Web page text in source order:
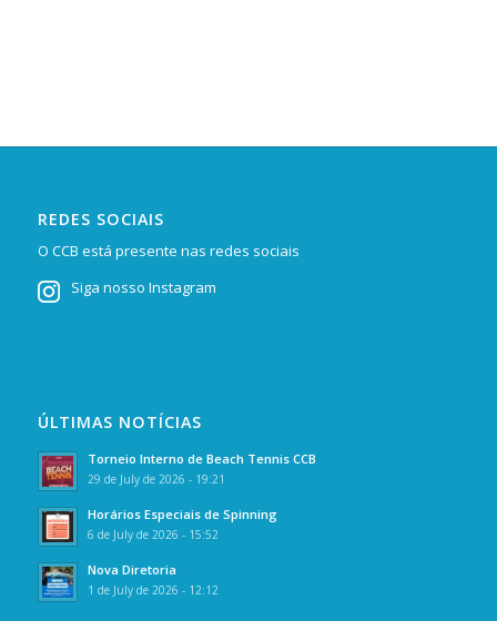
REDES SOCIAIS
O CCB está presente nas redes sociais
Siga nosso Instagram
ÚLTIMAS NOTÍCIAS
Torneio Interno de Beach Tennis CCB
29 de July de 2026 - 19:21
Horários Especiais de Spinning
6 de July de 2026 - 15:52
Nova Diretoria
1 de July de 2026 - 12:12